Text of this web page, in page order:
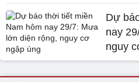
Dự
nay
nguy